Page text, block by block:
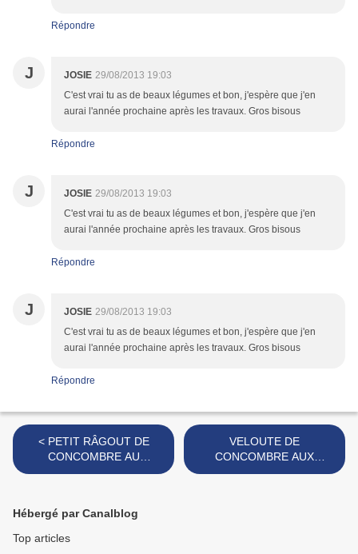
Répondre
J JOSIE 29/08/2013 19:03
C'est vrai tu as de beaux légumes et bon, j'espère que j'en
aurai l'année prochaine après les travaux. Gros bisous
Répondre
J JOSIE 29/08/2013 19:03
C'est vrai tu as de beaux légumes et bon, j'espère que j'en
aurai l'année prochaine après les travaux. Gros bisous
Répondre
J JOSIE 29/08/2013 19:03
C'est vrai tu as de beaux légumes et bon, j'espère que j'en
aurai l'année prochaine après les travaux. Gros bisous
Répondre
< PETIT RÂGOUT DE
CONCOMBRE AU
PARMESAN
VELOUTE DE
CONCOMBRE AUX
CREVETTES >
Hébergé par Canalblog
Top articles